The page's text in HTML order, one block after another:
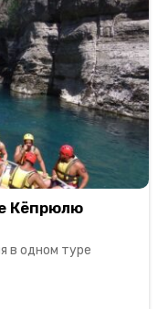
Кёпрюлю
в одном туре